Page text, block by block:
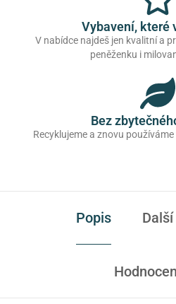
Vybavení, které
V nabídce najdeš jen kvalitní a
peněženku i
Bez
Recyklujeme a znovu
Popis